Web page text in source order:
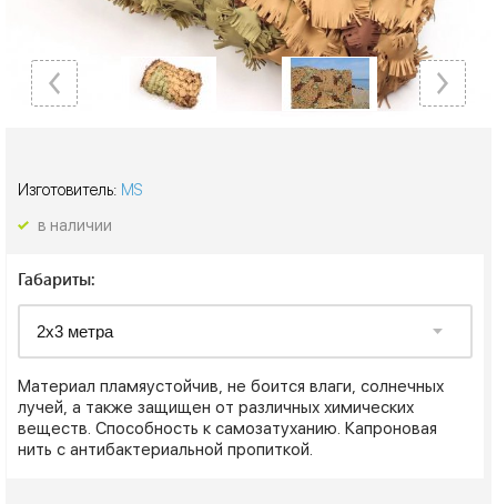
Изготовитель: MS
в наличии
Габариты:
Материал пламяустойчив, не боится влаги, солнечных
лучей, а также защищен от различных химических
веществ. Способность к самозатуханию. Капроновая
нить с антибактериальной пропиткой.